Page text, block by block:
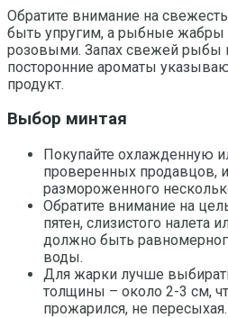
Обратите внимание на
быть упругим, а рыбные
розовыми. Запах свежей рыбы
посторонние ароматы
продукт.
Выбор минтая
Покупайте охлажденную
проверенных продавцов,
размороженного
Обратите внимание на
пятен, слизистого налета
должно быть
воды.
Для жарки лучше
толщины – около 2-3 см,
прожарился, не пересыхая.